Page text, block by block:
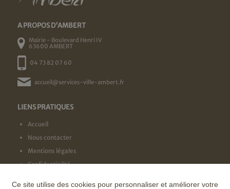
A PROPOS D'AMBERT
Mairie - Boulevard Henri IV
63600 AMBERT
04 73 82 07 60
accueil@services-ville-ambert.fr
LIENS PRATIQUES
Accueil
Nous contacter
Mentions légales
Confidentialité
Ce site utilise des cookies pour personnaliser et améliorer votre